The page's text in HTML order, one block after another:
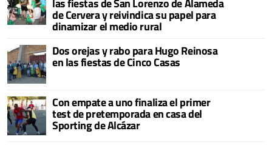
las fiestas de San Lorenzo de Alameda
de Cervera y reivindica su papel para
dinamizar el medio rural
Dos orejas y rabo para Hugo Reinosa
en las fiestas de Cinco Casas
Con empate a uno finaliza el primer
test de pretemporada en casa del
Sporting de Alcázar